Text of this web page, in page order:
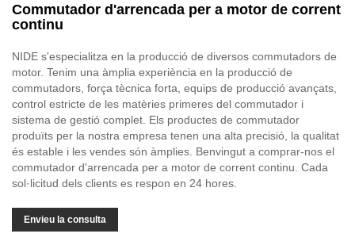
Commutador d'arrencada per a motor de corrent
continu
NIDE s'especialitza en la producció de diversos commutadors de
motor. Tenim una àmplia experiència en la producció de
commutadors, força tècnica forta, equips de producció avançats,
control estricte de les matèries primeres del commutador i
sistema de gestió complet. Els productes de commutador
produïts per la nostra empresa tenen una alta precisió, la qualitat
és estable i les vendes són àmplies. Benvingut a comprar-nos el
commutador d'arrencada per a motor de corrent continu. Cada
sol·licitud dels clients es respon en 24 hores.
Envieu la consulta